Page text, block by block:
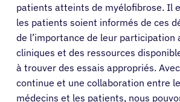
patients atteints de myélofibrose. Il
les patients soient informés de ces
de l’importance de leur participation
cliniques et des ressources
à trouver des essais appropriés.
continue et une collaboration entre
médecins et les patients, nous